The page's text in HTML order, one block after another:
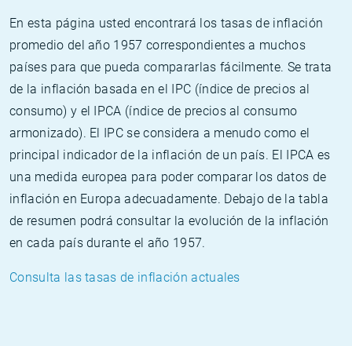
En esta página usted encontrará los tasas de inflación
promedio del año 1957 correspondientes a muchos
países para que pueda compararlas fácilmente. Se trata
de la inflación basada en el IPC (índice de precios al
consumo) y el IPCA (índice de precios al consumo
armonizado). El IPC se considera a menudo como el
principal indicador de la inflación de un país. El IPCA es
una medida europea para poder comparar los datos de
inflación en Europa adecuadamente. Debajo de la tabla
de resumen podrá consultar la evolución de la inflación
en cada país durante el año 1957.
Consulta las tasas de inflación actuales